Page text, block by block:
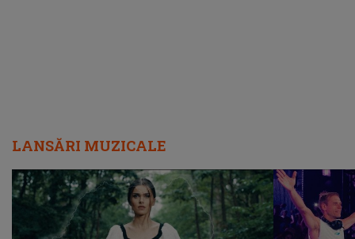
LANSĂRI MUZICALE